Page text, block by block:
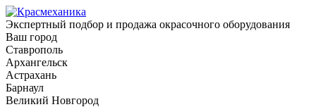
Экспертный подбор и продажа окрасочного оборудования
Ваш город
Ставрополь
Архангельск
Астрахань
Барнаул
Великий Новгород